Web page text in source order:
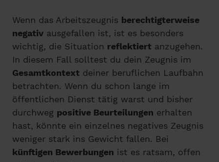
Wenn das Arbeitszeugnis berechtigterweise
negativ ausgefallen ist, ist es besonders
wichtig, die Situation reflektiert anzugehen.
In diesem Fall solltest du dein Zeugnis im
Gesamtkontext deiner beruflichen Laufbahn
betrachten. Wenn du schon lange im
öffentlichen Dienst tätig warst und bisher
durchweg positive Beurteilungen erhalten
hast, könnte ein einzelnes negatives Zeugnis
weniger stark ins Gewicht fallen. Bei
künftigen Bewerbungen ist es ratsam, offen